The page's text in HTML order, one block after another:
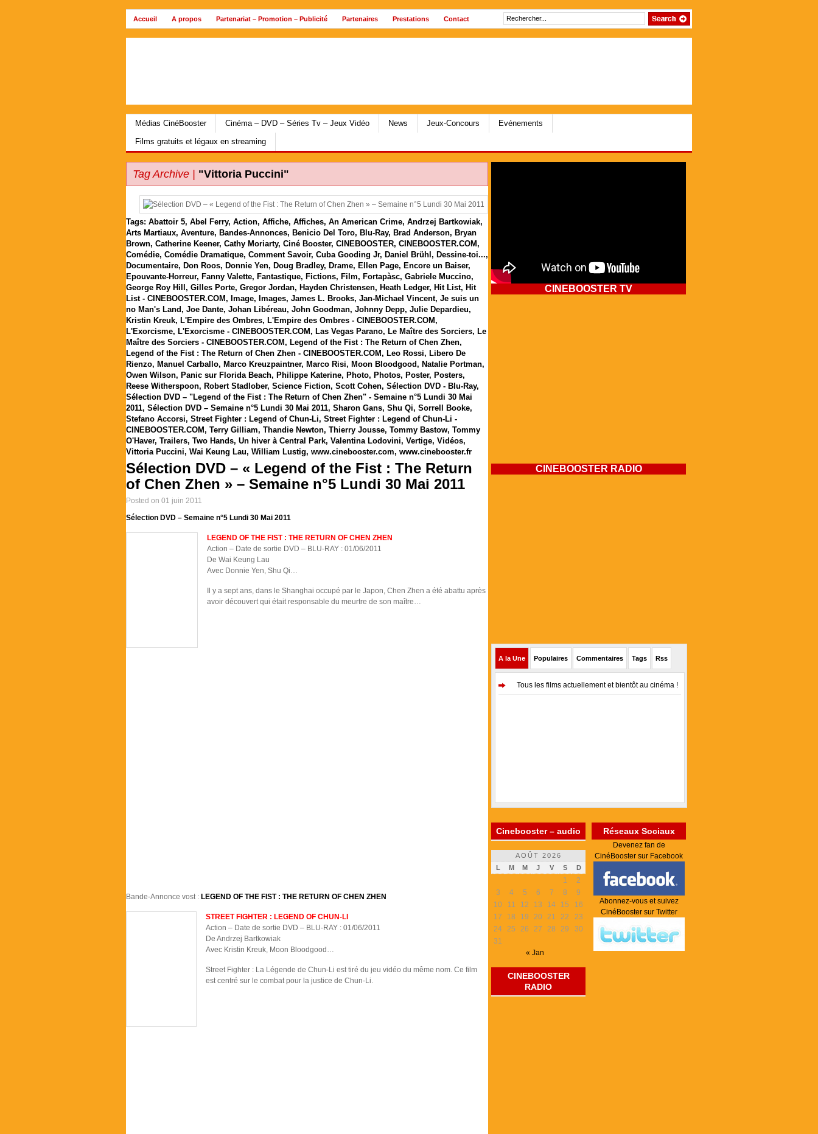
Accueil A propos Partenariat – Promotion – Publicité Partenaires Prestations Contact
Médias CinéBooster Cinéma – DVD – Séries Tv – Jeux Vidéo News Jeux-Concours
Evénements
Films gratuits et légaux en streaming
Tag Archive | "Vittoria Puccini"
Tags: Abattoir 5, Abel Ferry, Action, Affiche, Affiches, An American Crime, Andrzej Bartkowiak,
Arts Martiaux, Aventure, Bandes-Annonces, Benicio Del Toro, Blu-Ray, Brad Anderson, Bryan
Brown, Catherine Keener, Cathy Moriarty, Ciné Booster, CINEBOOSTER, CINEBOOSTER.COM,
Comédie, Comédie Dramatique, Comment Savoir, Cuba Gooding Jr, Daniel Brühl , Dessine-toi...,
Documentaire, Don Roos, Donnie Yen, Doug Bradley, Drame, Ellen Page, Encore un Baiser,
Epouvante-Horreur, Fanny Valette, Fantastique, Fictions, Film, Fortapàsc, Gabriele Muccino,
George Roy Hill , Gilles Porte, Gregor Jordan, Hayden Christensen, Heath Ledger, Hit List, Hit
List - CINEBOOSTER.COM, Image, Images, James L. Brooks, Jan-Michael Vincent, Je suis un
no Man's Land, Joe Dante, Johan Libéreau, John Goodman, Johnny Depp, Julie Depardieu,
Kristin Kreuk, L'Empire des Ombres, L'Empire des Ombres - CINEBOOSTER.COM,
L'Exorcisme, L'Exorcisme - CINEBOOSTER.COM, Las Vegas Parano, Le Maître des Sorciers, Le
Maître des Sorciers - CINEBOOSTER.COM, Legend of the Fist : The Return of Chen Zhen,
Legend of the Fist : The Return of Chen Zhen - CINEBOOSTER.COM, Leo Rossi, Libero De
Rienzo, Manuel Carballo, Marco Kreuzpaintner, Marco Risi, Moon Bloodgood, Natalie Portman,
Owen Wilson, Panic sur Florida Beach, Philippe Katerine, Photo, Photos, Poster, Posters,
Reese Witherspoon, Robert Stadlober, Science Fiction, Scott Cohen, Sélection DVD - Blu-Ray,
Sélection DVD – "Legend of the Fist : The Return of Chen Zhen" - Semaine n°5 Lundi 30 Mai
2011, Sélection DVD – Semaine n°5 Lundi 30 Mai 2011, Sharon Gans, Shu Qi, Sorrell Booke,
Stefano Accorsi, Street Fighter : Legend of Chun-Li, Street Fighter : Legend of Chun-Li -
CINEBOOSTER.COM, Terry Gilliam, Thandie Newton, Thierry Jousse, Tommy Bastow, Tommy
O'Haver, Trailers, Two Hands, Un hiver à Central Park, Valentina Lodovini, Vertige, Vidéos,
Vittoria Puccini, Wai Keung Lau, William Lustig, www.cinebooster.com, www.cinebooster.fr
Sélection DVD – « Legend of the Fist : The Return
of Chen Zhen » – Semaine n°5 Lundi 30 Mai 2011
Posted on 01 juin 2011
Sélection DVD – Semaine n°5 Lundi 30 Mai 2011
LEGEND OF THE FIST : THE RETURN OF CHEN ZHEN
Action – Date de sortie DVD – BLU-RAY : 01/06/2011
De Wai Keung Lau
Avec Donnie Yen, Shu Qi…
Il y a sept ans, dans le Shanghai occupé par le Japon, Chen Zhen a été abattu après
avoir découvert qui était responsable du meurtre de son maître…
Bande-Annonce vost : LEGEND OF THE FIST : THE RETURN OF CHEN ZHEN
STREET FIGHTER : LEGEND OF CHUN-LI
Action – Date de sortie DVD – BLU-RAY : 01/06/2011
De Andrzej Bartkowiak
Avec Kristin Kreuk, Moon Bloodgood…
Street Fighter : La Légende de Chun-Li est tiré du jeu vidéo du même nom. Ce film
est centré sur le combat pour la justice de Chun-Li.
CINEBOOSTER TV
CINEBOOSTER RADIO
A la Une Populaires Commentaires Tags Rss
Tous les films actuellement et bientôt au cinéma !
Réseaux Sociaux
Devenez fan de
CinéBooster sur Facebook
Abonnez-vous et suivez
CinéBooster sur Twitter
Cinebooster – audio
AOÛT 2026
L
M M J V S D
1
2
3
4 5 6 7 8
9
10
11 12 13 14 15
16
17
18 19 20 21 22
23
24 25 26 27 28 29
30
31
« Jan
CINEBOOSTER
RADIO